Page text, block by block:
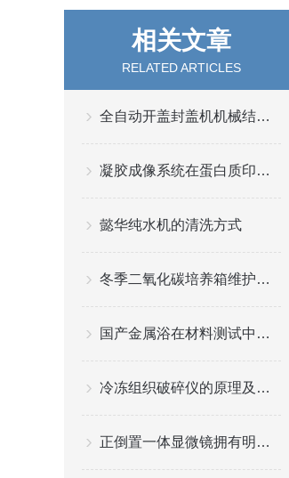
相关文章
RELATED ARTICLES
全自动开盖封盖机机械结构与控制系统设计分析
凝胶成像系统在蛋白质印迹中的高效应用
懿华纯水机的清洗方式
冬季二氧化碳培养箱维护小贴士，助力科研工作
国产金属浴在材料测试中的关键应用与挑战
冷冻组织破碎仪的原理及特点
正倒置一体显微镜拥有明场，相衬，荧光三种观察方式